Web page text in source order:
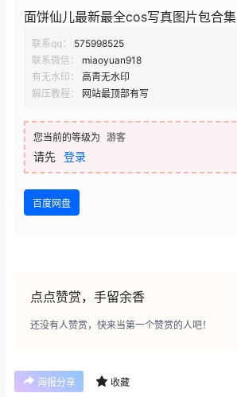
面饼仙儿最新最全cos写真图片包合集
联系qq：
575998525
联系微信：
miaoyuan918
有无水印：
高靑无水印
解压教程：
网站最顶部有写
您当前的等级为 游客
请先 登录
百度网盘
点点赞赏，手留余香
还没有人赞赏，快来当第一个赞赏的人吧！
海报分享 收藏